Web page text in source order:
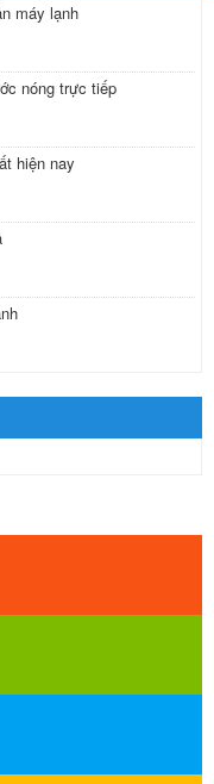
máy lạnh
nóng trực tiếp
hiện nay